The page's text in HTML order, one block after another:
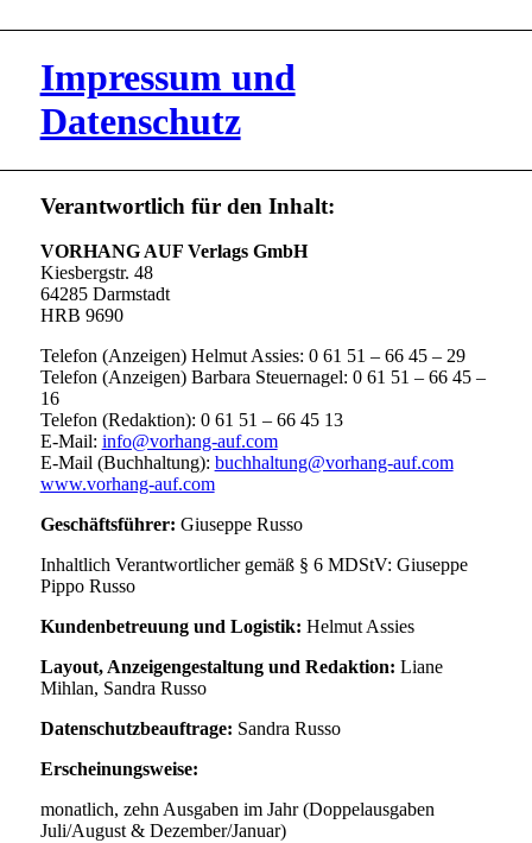
Impressum und
Datenschutz
Verantwortlich für den Inhalt:
VORHANG AUF Verlags GmbH
Kiesbergstr. 48
64285 Darmstadt
HRB 9690
Telefon (Anzeigen) Helmut Assies: 0 61 51 – 66 45 – 29
Telefon (Anzeigen) Barbara Steuernagel: 0 61 51 – 66 45 –
16
Telefon (Redaktion): 0 61 51 – 66 45 13
E-Mail: info@vorhang-auf.com
E-Mail (Buchhaltung): buchhaltung@vorhang-auf.com
www.vorhang-auf.com
Geschäftsführer: Giuseppe Russo
Inhaltlich Verantwortlicher gemäß § 6 MDStV: Giuseppe
Pippo Russo
Kundenbetreuung und Logistik: Helmut Assies
Layout, Anzeigengestaltung und Redaktion: Liane
Mihlan, Sandra Russo
Datenschutzbeauftrage: Sandra Russo
Erscheinungsweise:
monatlich, zehn Ausgaben im Jahr(Doppelausgaben
Juli/August & Dezember/Januar)